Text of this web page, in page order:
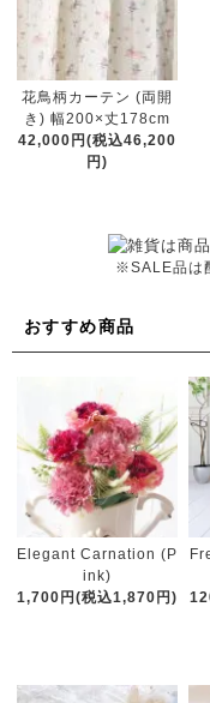
花鳥柄カーテン (両開
き) 幅200×丈178cm
42,000円(税込46,200
円)
※SALE品は
おすすめ商品
Elegant Carnation (P
ink)
1,700円(税込1,870円)